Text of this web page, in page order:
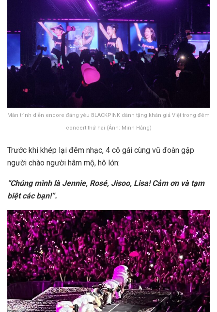
Màn trình diễn encore đáng yêu BLACKPINK dành tặng khán giả Việt trong đêm
concert thứ hai (Ảnh: Minh Hằng)
Trước khi khép lại đêm nhạc, 4 cô gái cùng vũ đoàn gập
người chào người hâm mộ, hô lớn:
“Chúng mình là Jennie, Rosé, Jisoo, Lisa! Cảm ơn và tạm
biệt các bạn!”.